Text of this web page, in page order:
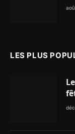
LES PLUS